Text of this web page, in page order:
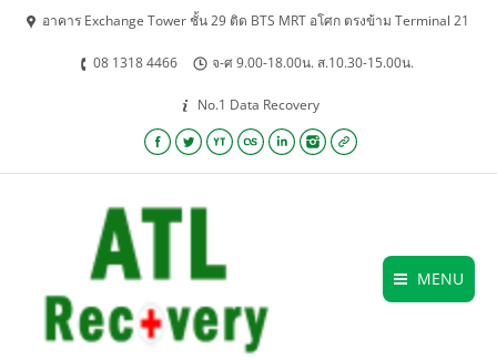
อาคาร Exchange Tower ชั้น 29 ติด BTS MRT อโศก ตรงข้าม Terminal 21
08 1318 4466 จ-ศ 9.00-18.00น. ส.10.30-15.00น.
No.1 Data Recovery
Facebook
TwitterYouTubeLastfmLinkedinInstagram
Website
MENU